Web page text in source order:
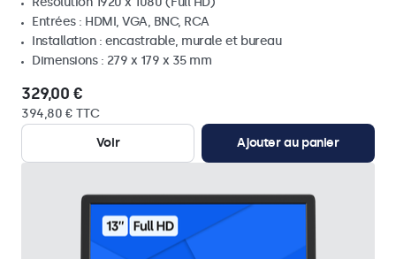
Entrées : HDMI, VGA, BNC, RCA
Installation : encastrable, murale et bureau
Dimensions : 279 x 179 x 35 mm
329,00 €
394,80 € TTC
Voir
Ajouter au panier